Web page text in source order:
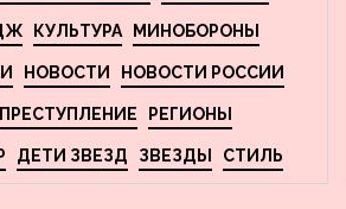
КУЛЬТУРА МИНОБОРОНЫ
НОВОСТИ НОВОСТИ РОССИИ
ПРЕСТУПЛЕНИЕ РЕГИОНЫ
ДЕТИ ЗВЕЗД ЗВЕЗДЫ СТИЛЬ